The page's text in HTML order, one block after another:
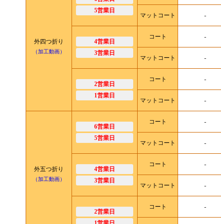
外四つ折り
（加工動画）
5営業日
マットコート -
4営業日
3営業日
コート -
マットコート -
2営業日
1営業日
コート -
マットコート -
外五つ折り
（加工動画）
6営業日
5営業日
コート -
マットコート -
4営業日
3営業日
コート -
マットコート -
2営業日
コート -